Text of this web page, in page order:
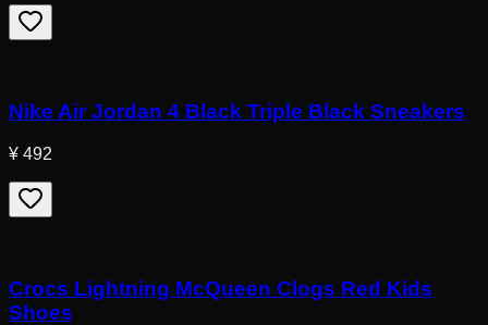
Nike Air Jordan 4 Black Triple Black Sneakers
¥ 492
Crocs Lightning McQueen Clogs Red Kids
Shoes